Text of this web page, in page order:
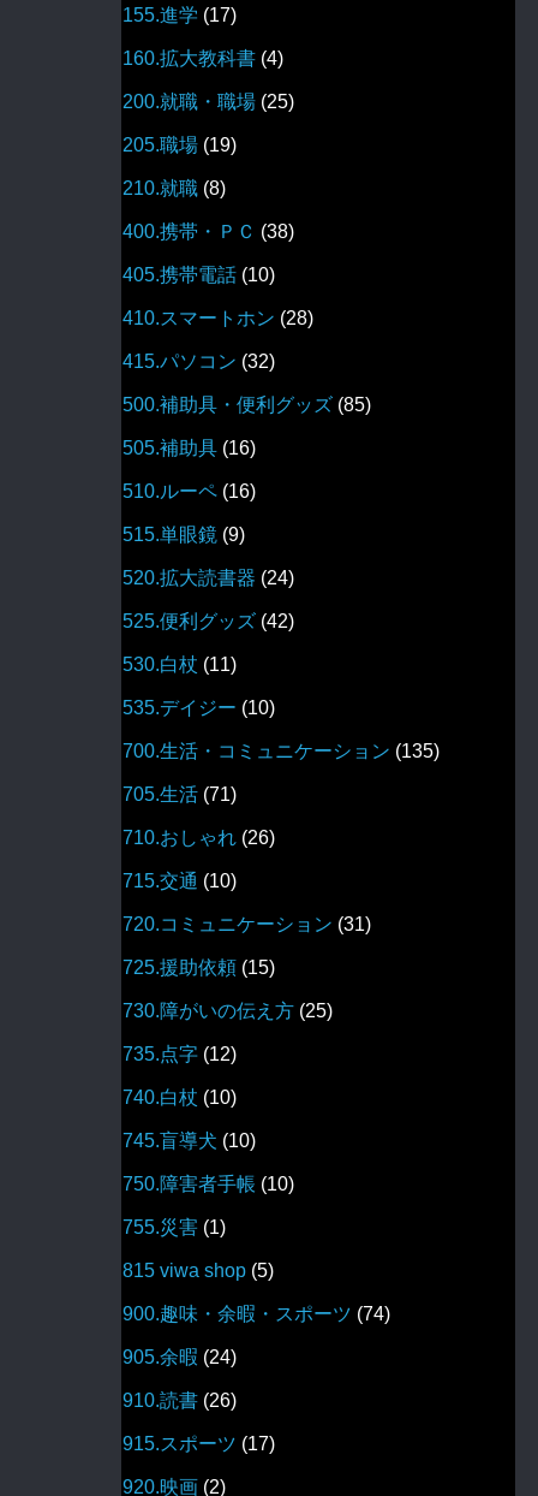
155.進学 (17)
160.拡大教科書 (4)
200.就職・職場 (25)
205.職場 (19)
210.就職 (8)
400.携帯・ＰＣ (38)
405.携帯電話 (10)
410.スマートホン (28)
415.パソコン (32)
500.補助具・便利グッズ (85)
505.補助具 (16)
510.ルーペ (16)
515.単眼鏡 (9)
520.拡大読書器 (24)
525.便利グッズ (42)
530.白杖 (11)
535.デイジー (10)
700.生活・コミュニケーション (135)
705.生活 (71)
710.おしゃれ (26)
715.交通 (10)
720.コミュニケーション (31)
725.援助依頼 (15)
730.障がいの伝え方 (25)
735.点字 (12)
740.白杖 (10)
745.盲導犬 (10)
750.障害者手帳 (10)
755.災害 (1)
815 viwa shop (5)
900.趣味・余暇・スポーツ (74)
905.余暇 (24)
910.読書 (26)
915.スポーツ (17)
920.映画 (2)